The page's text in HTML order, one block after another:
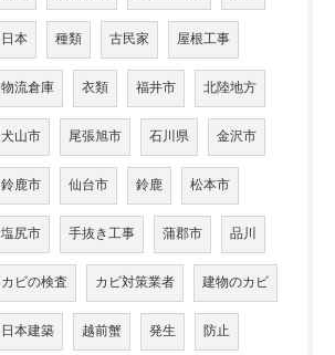
日本 種類 古民家 屋根工事
物流倉庫 衣類 福井市 北陸地方
犬山市 尾張旭市 石川県 金沢市
鈴鹿市 仙台市 鈴鹿 松本市
塩尻市 手抜き工事 蒲郡市 品川
カビの検査 カビ対策業者 建物のカビ
日本建築 越前蟹 発生 防止